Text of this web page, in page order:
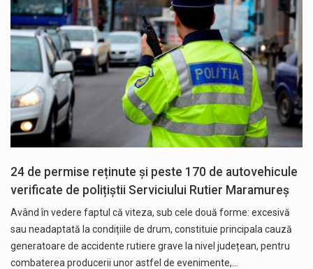
24 de permise reținute și peste 170 de autovehicule
verificate de polițiștii Serviciului Rutier Maramureș
Având în vedere faptul că viteza, sub cele două forme: excesivă
sau neadaptată la condițiile de drum, constituie principala cauză
generatoare de accidente rutiere grave la nivel județean, pentru
combaterea producerii unor astfel de evenimente,…